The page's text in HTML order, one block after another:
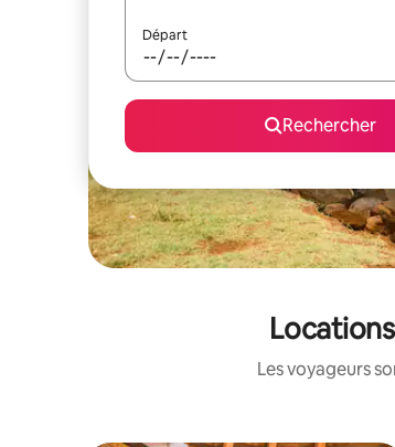
Départ
Rechercher
Les voyageurs